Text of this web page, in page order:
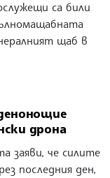
са били
щаб в
дрона
заяви, че силите
последния ден,